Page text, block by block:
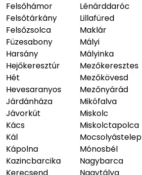
Felsőhámor
Felsőtárkány
Felsőzsolca
Füzesabony
Harsány
Hejőkeresztúr
Hét
Hevesaranyos
Járdánháza
Jávorkút
Kács
Kál
Kápolna
Kazincbarcika
Lénárddaróc
Lillafüred
Maklár
Mályi
Mályinka
Mezőkeresztes
Mezőkövesd
Mezőnyárád
Mikófalva
Miskolc
Miskolctapolca
Mocsolyástelep
Mónosbél
Nagybarca